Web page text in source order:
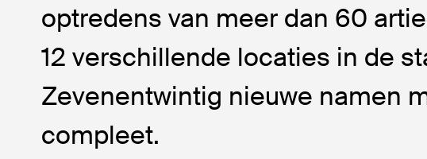
optredens van meer dan 60
12 verschillende locaties in de
Zevenentwintig nieuwe namen
compleet.